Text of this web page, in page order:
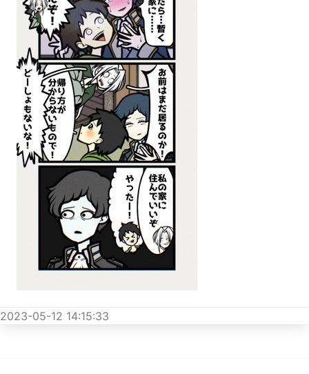
2023-05-12 14:15:33